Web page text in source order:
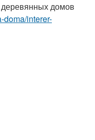
деревянных домов
doma/interer-